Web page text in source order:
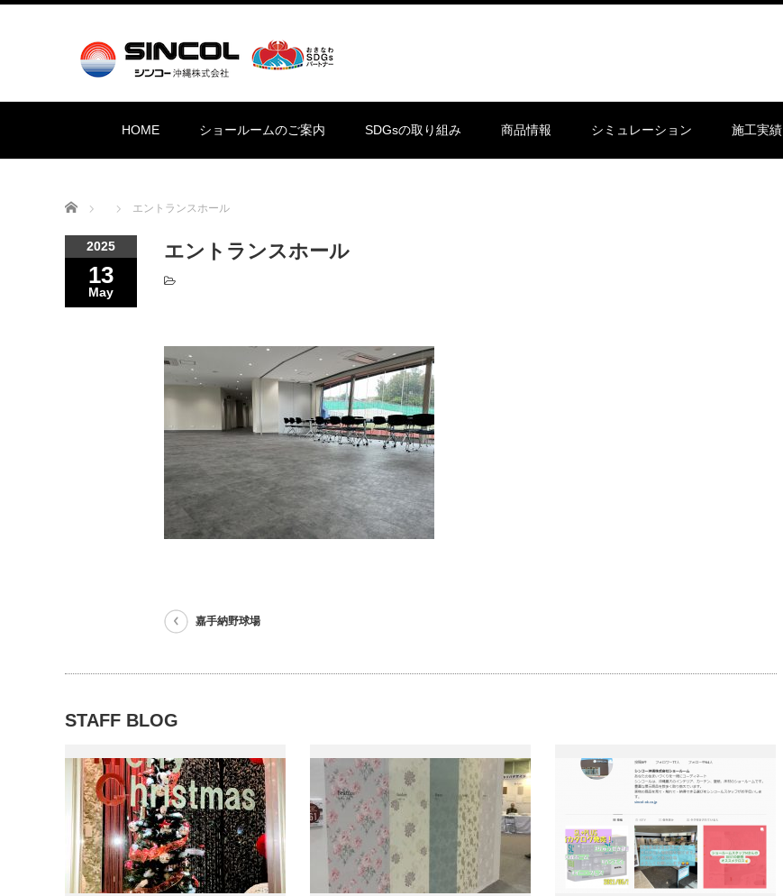
HOME ショールームのご案内 SDGsの取り組み 商品情報 シミュレーション 施工実績
Home エントランスホール
2025
13
May
エントランスホール
嘉手納野球場
STAFF BLOG